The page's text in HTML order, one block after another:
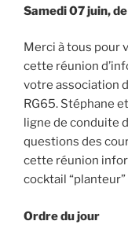
Samedi 07 juin,
Merci à tous pour
cette réunion
votre association
RG65. Stéphane
ligne de conduite
questions des
cette réunion
cocktail
Ordre du jour